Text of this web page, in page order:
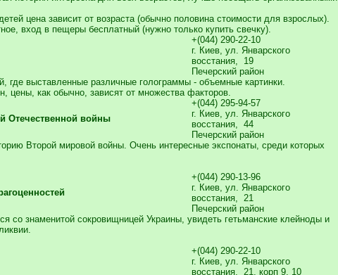
цена зависит от возраста (обычно половина стоимости для взрослых).
вход в пещеры бесплатный (нужно только купить свечку).
+(044) 290-22-10
г. Киев, ул. Январского
восстания, 19
Печерский район
где выставленные различные голограммы - объемные картинки.
цены, как обычно, зависят от множества факторов.
Отечественной войны
+(044) 295-94-57
г. Киев, ул. Январского
восстания, 44
Печерский район
Второй мировой войны. Очень интересные экспонаты, среди которых
+(044) 290-13-96
г. Киев, ул. Январского
восстания, 21
Печерский район
со знаменитой сокровищницей Украины, увидеть гетьманские клейноды и
+(044) 290-22-10
г. Киев, ул. Январского
восстания, 21, корп 9, 10